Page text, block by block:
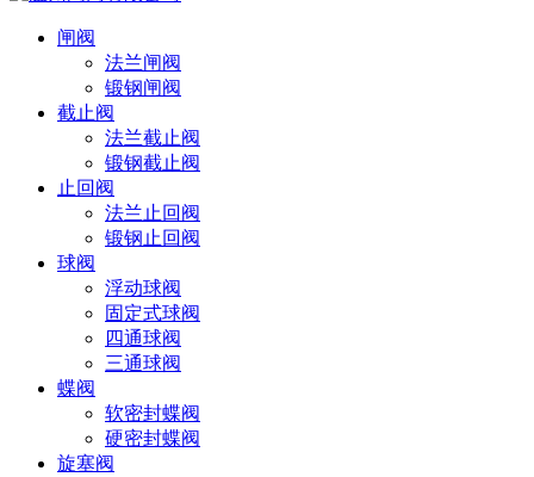
闸阀
法兰闸阀
锻钢闸阀
截止阀
法兰截止阀
锻钢截止阀
止回阀
法兰止回阀
锻钢止回阀
球阀
浮动球阀
固定式球阀
四通球阀
三通球阀
蝶阀
软密封蝶阀
硬密封蝶阀
旋塞阀